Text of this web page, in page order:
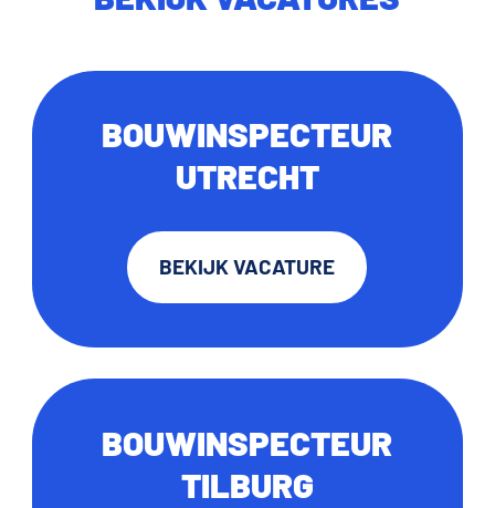
BOUWINSPECTEUR
UTRECHT
BEKIJK VACATURE
BOUWINSPECTEUR
TILBURG